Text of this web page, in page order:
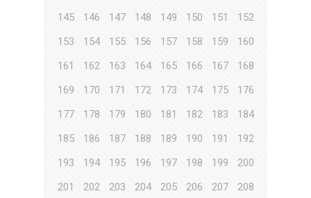
145
146 147 148 149 150 151
152
153
154 155 156 157 158 159
160
161
162 163 164 165 166 167
168
169
170 171 172 173 174 175
176
177
178 179 180 181 182 183
184
185
186 187 188 189 190 191
192
193
194 195 196 197 198 199
200
201
202 203 204 205 206 207
208